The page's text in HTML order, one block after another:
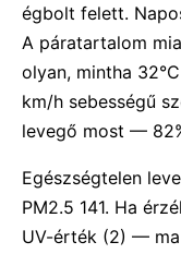
égbolt felett.
A páratartalom
olyan, mintha
km/h sebességű
levegő most —
Egészségtelen
PM2.5 141. Ha
UV-érték (2) — ma